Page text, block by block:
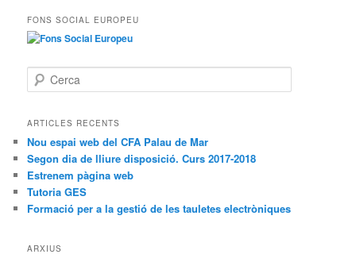
FONS SOCIAL EUROPEU
e
c
ARTICLES RECENTS
Nou espai web del CFA Palau de Mar
Segon dia de lliure disposició. Curs 2017-2018
Estrenem pàgina web
Tutoria GES
Formació per a la gestió de les tauletes electròniques
ARXIUS